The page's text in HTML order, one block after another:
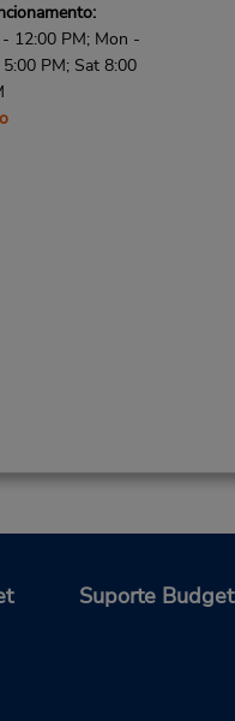
12:00 PM; Mon -
PM; Sat 8:00
Suporte Budget